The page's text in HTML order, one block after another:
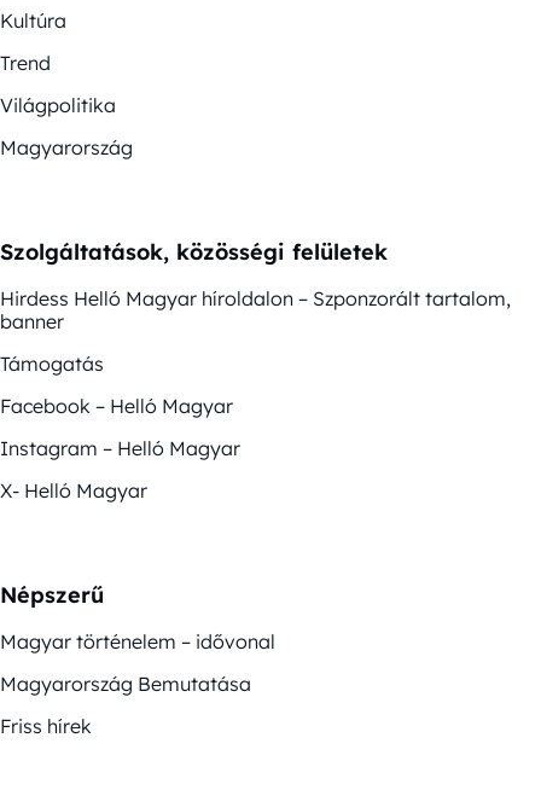
Kultúra
Trend
Világpolitika
Magyarország
Szolgáltatások, közösségi felületek
Hirdess Helló Magyar híroldalon – Szponzorált tartalom,
banner
Támogatás
Facebook – Helló Magyar
Instagram – Helló Magyar
X- Helló Magyar
Népszerű
Magyar történelem – idővonal
Magyarország Bemutatása
Friss hírek